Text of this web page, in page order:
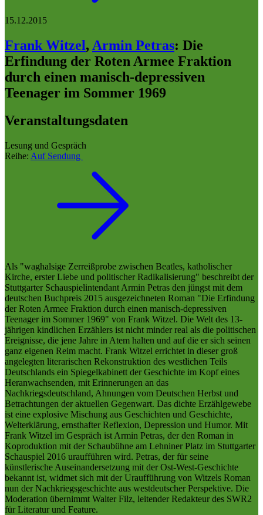
15.12.2015
Frank Witzel, Armin Petras: Die
Erfindung der Roten Armee Fraktion
durch einen manisch-depressiven
Teenager im Sommer 1969
Veranstaltungsdaten
Lesung und Gespräch
Reihe: Auf Sendung
Als "waghalsige Zerreißprobe zwischen Beatles, katholischer
Kirche, erster Liebe und politischer Radikalisierung" beschreibt der
Stuttgarter Schauspielintendant Armin Petras den jüngst mit dem
deutschen Buchpreis 2015 ausgezeichneten Roman "Die Erfindung
der Roten Armee Fraktion durch einen manisch-depressiven
Teenager im Sommer 1969" von Frank Witzel. Die Welt des 13-
jährigen kindlichen Erzählers ist nicht minder real als die politischen
Ereignisse, die jene Jahre in Atem halten und auf die er sich seinen
ganz eigenen Reim macht. Frank Witzel errichtet in dieser groß
angelegten literarischen Rekonstruktion des westlichen Teils
Deutschlands ein Spiegelkabinett der Geschichte im Kopf eines
Heranwachsenden, mit Erinnerungen an das
Nachkriegsdeutschland, Ahnungen vom Deutschen Herbst und
Betrachtungen der aktuellen Gegenwart. Das dichte Erzählgewebe
ist eine explosive Mischung aus Geschichten und Geschichte,
Welterklärung, ernsthafter Reflexion, Depression und Humor. Mit
Frank Witzel im Gespräch ist Armin Petras, der den Roman in
Koproduktion mit der Schaubühne am Lehniner Platz im Stuttgarter
Schauspiel 2016 uraufführen wird. Petras, der für seine
künstlerische Auseinandersetzung mit der Ost-West-Geschichte
bekannt ist, widmet sich mit der Uraufführung von Witzels Roman
nun der Nachkriegsgeschichte aus westdeutscher Perspektive. Die
Moderation übernimmt Walter Filz, leitender Redakteur des SWR2
für Literatur und Feature.